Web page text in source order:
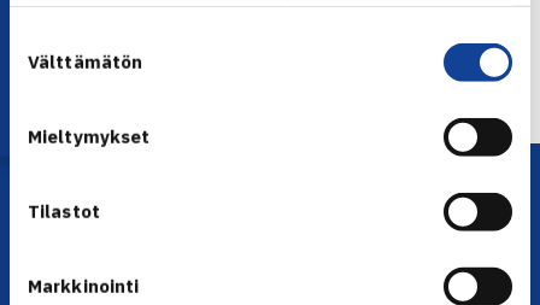
valinta
Välttämätön
Mieltymykset
Tilastot
Markkinointi
← Edellinen
Lataa OmaTennis!